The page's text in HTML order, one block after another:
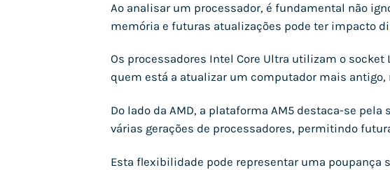
Ao analisar um processador, é fundamental não
memória e futuras atualizações pode ter impacto
Os processadores Intel Core Ultra utilizam o socket
quem está a atualizar um computador mais
Do lado da AMD, a plataforma AM5 destaca-se
várias gerações de processadores, permitindo
Esta flexibilidade pode representar uma poupança